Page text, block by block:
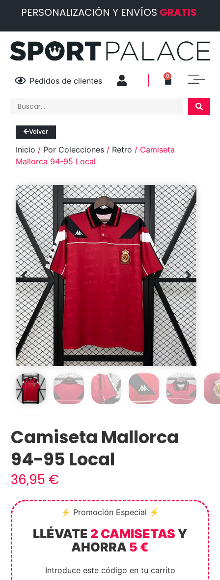
PERSONALIZACIÓN Y ENVÍOS GRATIS
Pedidos de clientes 0
Camiseta Mallorca
94-95 Local
36,95 €
⚡ Promoción Especial ⚡
LLÉVATE 2 CAMISETAS Y
AHORRA 5 €
Introduce este código en tu carrito
Volver
Inicio / Por Colecciones / Retro / Camiseta
Mallorca 94-95 Local